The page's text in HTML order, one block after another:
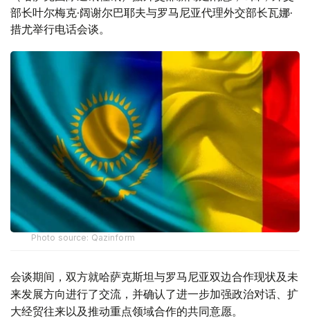
部长叶尔梅克·阔谢尔巴耶夫与罗马尼亚代理外交部长瓦娜·
措尤举行电话会谈。
Photo source: Qazinform
会谈期间，双方就哈萨克斯坦与罗马尼亚双边合作现状及未
来发展方向进行了交流，并确认了进一步加强政治对话、扩
大经贸往来以及推动重点领域合作的共同意愿。